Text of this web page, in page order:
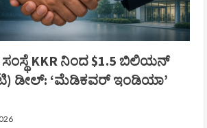
KKR ನಿಂದ $1.5 ಬಿಲಿಯನ್
ಡೀಲ್: ‘ಮೆಡಿಕವರ್ ಇಂಡಿಯಾ’